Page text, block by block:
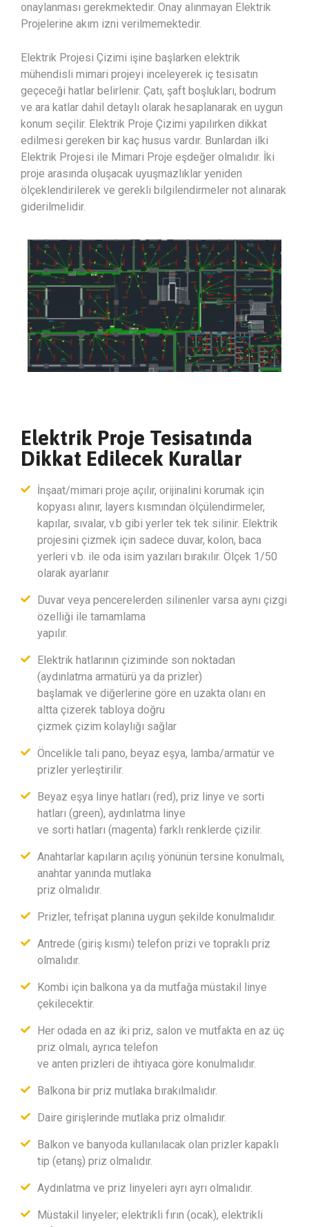
onaylanması gerekmektedir. Onay alınmayan Elektrik
Projelerine akım izni verilmemektedir.
Elektrik Projesi Çizimi işine başlarken elektrik
mühendisli mimari projeyi inceleyerek iç tesisatın
geçeceği hatlar belirlenir. Çatı, şaft boşlukları, bodrum
ve ara katlar dahil detaylı olarak hesaplanarak en uygun
konum seçilir. Elektrik Proje Çizimi yapılırken dikkat
edilmesi gereken bir kaç husus vardır. Bunlardan ilki
Elektrik Projesi ile Mimari Proje eşdeğer olmalıdır. İki
proje arasında oluşacak uyuşmazlıklar yeniden
ölçeklendirilerek ve gerekli bilgilendirmeler not alınarak
giderilmelidir.
Elektrik Proje Tesisatında
Dikkat Edilecek Kurallar
İnşaat/mimari proje açılır, orijinalini korumak için
kopyası alınır, layers kısmından ölçülendirmeler,
kapılar, sıvalar, v.b gibi yerler tek tek silinir. Elektrik
projesini çizmek için sadece duvar, kolon, baca
yerleri v.b. ile oda isim yazıları bırakılır. Ölçek 1/50
olarak ayarlanır
Duvar veya pencerelerden silinenler varsa aynı çizgi
özelliği ile tamamlama
yapılır.
Elektrik hatlarının çiziminde son noktadan
(aydınlatma armatürü ya da prizler)
başlamak ve diğerlerine göre en uzakta olanı en
altta çizerek tabloya doğru
çizmek çizim kolaylığı sağlar
Öncelikle tali pano, beyaz eşya, lamba/armatür ve
prizler yerleştirilir.
Beyaz eşya linye hatları (red), priz linye ve sorti
hatları (green), aydınlatma linye
ve sorti hatları (magenta) farklı renklerde çizilir.
Anahtarlar kapıların açılış yönünün tersine konulmalı,
anahtar yanında mutlaka
priz olmalıdır.
Prizler, tefrişat planına uygun şekilde konulmalıdır.
Antrede (giriş kısmı) telefon prizi ve topraklı priz
olmalıdır.
Kombi için balkona ya da mutfağa müstakil linye
çekilecektir.
Her odada en az iki priz, salon ve mutfakta en az üç
priz olmalı, ayrıca telefon
ve anten prizleri de ihtiyaca göre konulmalıdır.
Balkona bir priz mutlaka bırakılmalıdır.
Daire girişlerinde mutlaka priz olmalıdır.
Balkon ve banyoda kullanılacak olan prizler kapaklı
tip (etanş) priz olmalıdır.
Aydınlatma ve priz linyeleri ayrı ayrı olmalıdır.
Müstakil linyeler; elektrikli fırın (ocak), elektrikli